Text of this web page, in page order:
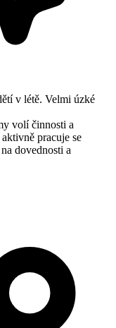
v létě. Velmi úzké
volí činnosti a
pracuje se
dovednosti a